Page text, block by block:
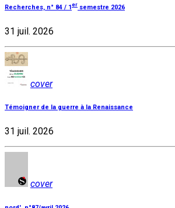
Recherches, n° 84 / 1er semestre 2026
31 juil. 2026
cover
Témoigner de la guerre à la Renaissance
31 juil. 2026
cover